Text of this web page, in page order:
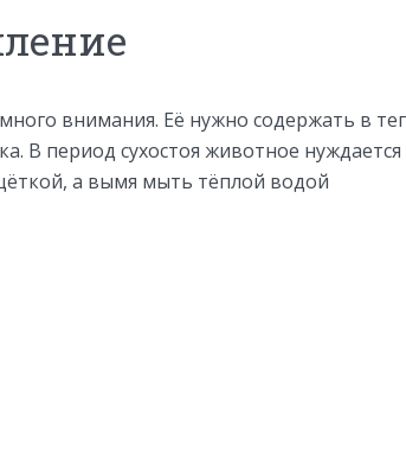
внимания. Её нужно содержать в
В период сухостоя животное
а вымя мыть тёплой водой